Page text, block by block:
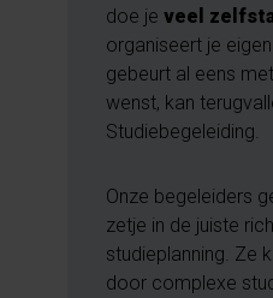
doe je veel
organiseert je
gebeurt al eens
wenst, kan
Studiebegeleiding.
Onze begeleiders
zetje in de juiste
studieplanning. Ze
door complexe